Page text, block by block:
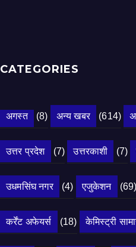
CATEGORIES
अगस्त (8) अन्य खबर (614)
उत्तर प्रदेश (7) उत्तरकाशी (7)
उधमसिंघ नगर (4) एजुकेशन (69)
कर्रेंट अफेयर्स (18) केमिस्ट्री